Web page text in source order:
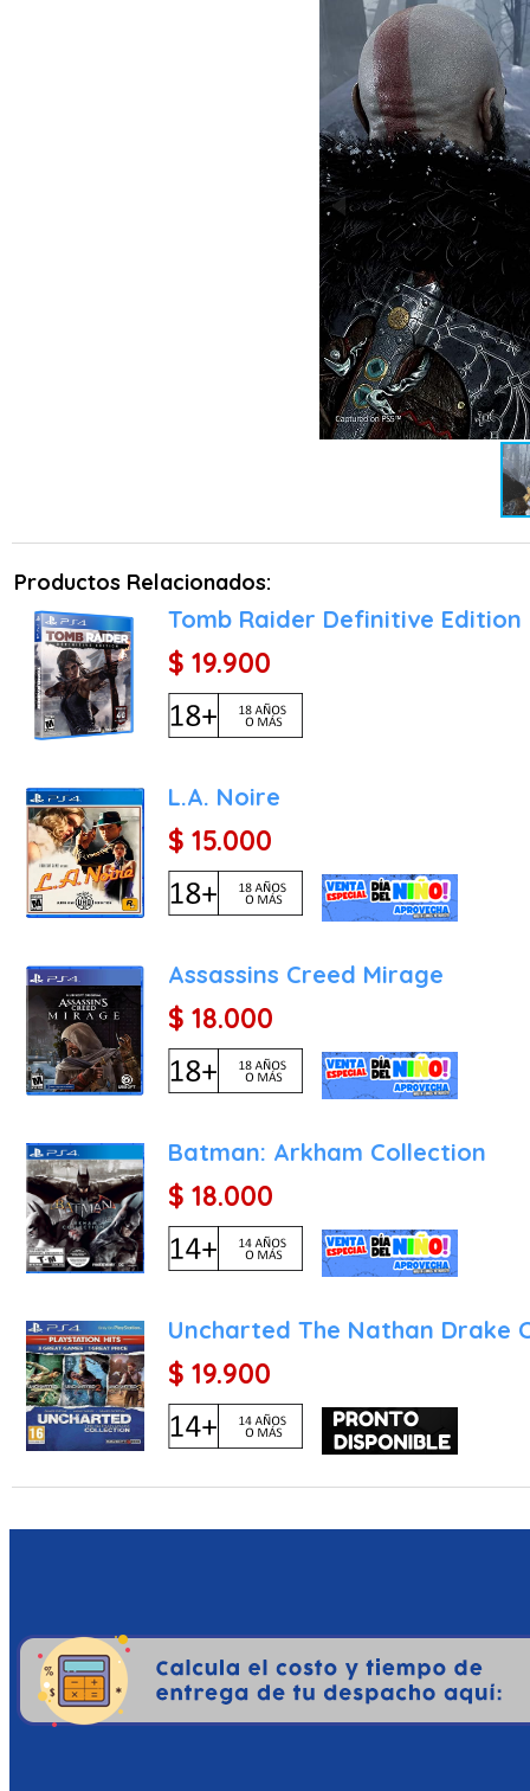
Explora inmensos reinos
Viaja a través de
enemigas, monstruos y
Productos Relacionados:
Tomb Raider Definitive Edition
$ 19.900
L.A. Noire
$ 15.000
Assassins Creed Mirage
$ 18.000
Batman: Arkham Collection
$ 18.000
Uncharted The Nathan Drake
$ 19.900